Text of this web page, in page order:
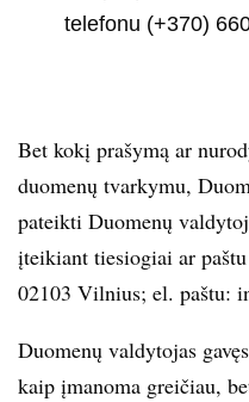
telefonu (+370)
Bet kokį prašymą ar
duomenų tvarkymu,
pateikti Duomenų
įteikiant tiesiogiai ar
02103 Vilnius; el. paštu:
Duomenų valdytojas
kaip įmanoma greičiau,